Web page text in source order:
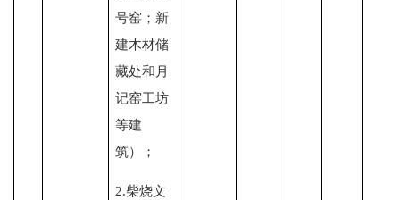
号窑；新
建木材储
藏处和月
记窑工坊
等建
筑）；
2.柴烧文